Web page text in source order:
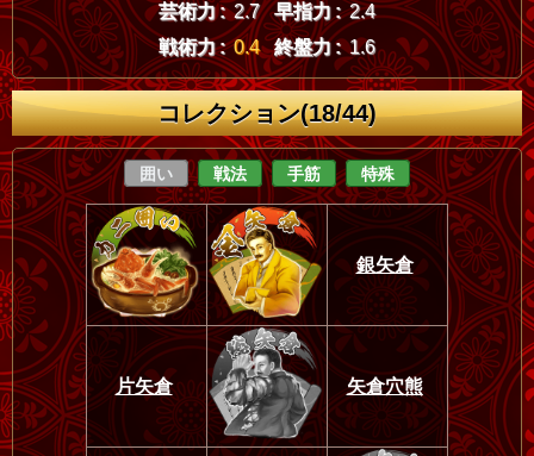
芸術力 : 2.7 早指力 : 2.4
戦術力 : 0.4 終盤力 : 1.6
コレクション(18/44)
囲い 戦法 手筋 特殊
銀矢倉
片矢倉 矢倉穴熊